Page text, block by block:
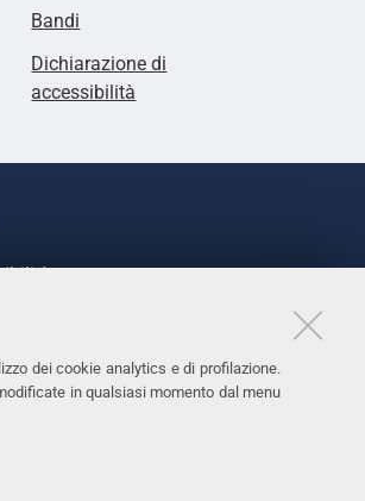
dei cookie analytics e di profilazione.
in qualsiasi momento dal menu
Bandi
Dichiarazione di
accessibilità